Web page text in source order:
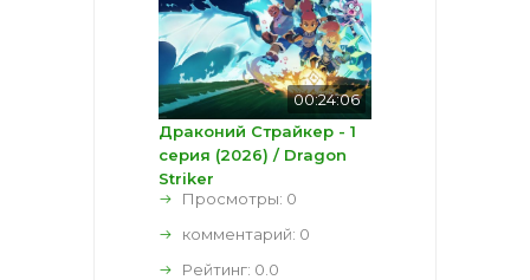
00:24:06
Драконий Страйкер - 1
серия (2026) / Dragon
Striker
Просмотры: 0
комментарий: 0
Рейтинг: 0.0